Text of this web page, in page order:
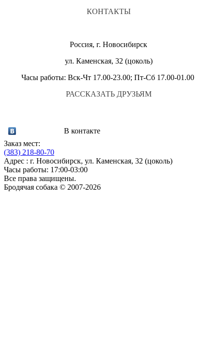
КОНТАКТЫ
Россия, г. Новосибирск
ул. Каменская, 32 (цоколь)
Часы работы: Вск-Чт 17.00-23.00; Пт-Сб 17.00-01.00
РАССКАЗАТЬ ДРУЗЬЯМ
В контакте
Заказ мест:
(383) 218-80-70
Адрес : г. Новосибирск, ул. Каменская, 32 (цоколь)
Часы работы: 17:00-03:00
Все права защищены.
Бродячая собака © 2007-2026